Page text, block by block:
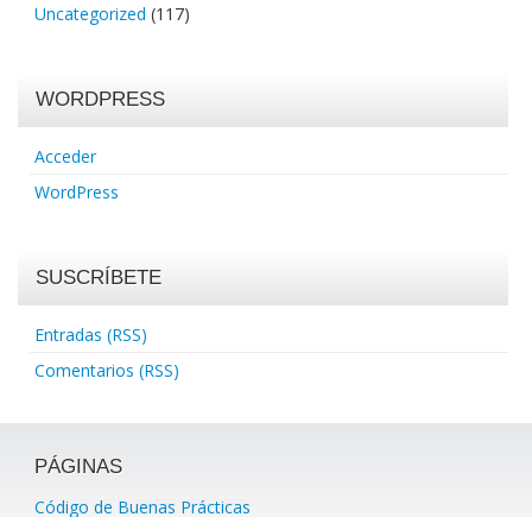
Uncategorized (117)
WORDPRESS
Acceder
WordPress
SUSCRÍBETE
Entradas (RSS)
Comentarios (RSS)
PÁGINAS
Código de Buenas Prácticas